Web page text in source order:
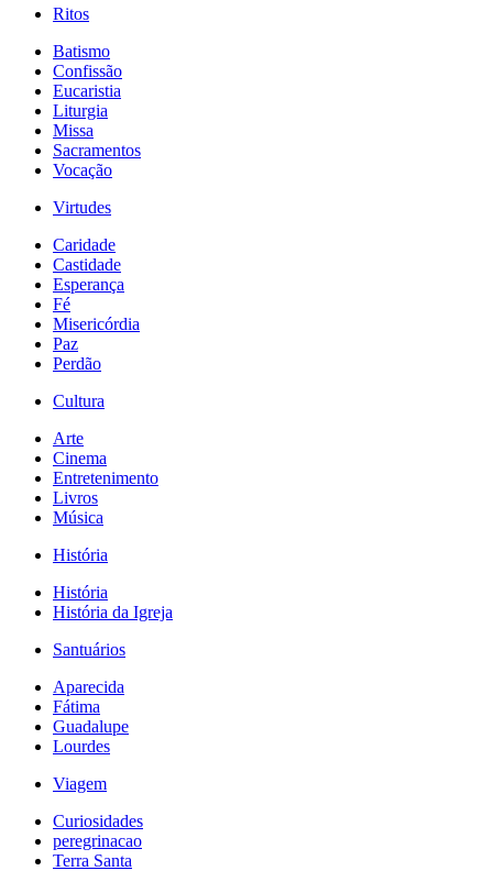
Ritos
Batismo
Confissão
Eucaristia
Liturgia
Missa
Sacramentos
Vocação
Virtudes
Caridade
Castidade
Esperança
Fé
Misericórdia
Paz
Perdão
Cultura
Arte
Cinema
Entretenimento
Livros
Música
História
História
História da Igreja
Santuários
Aparecida
Fátima
Guadalupe
Lourdes
Viagem
Curiosidades
peregrinacao
Terra Santa